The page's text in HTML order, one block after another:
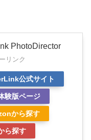
PhotoDirector
リンク
公式サイト
験版ページ
から探す
ら探す